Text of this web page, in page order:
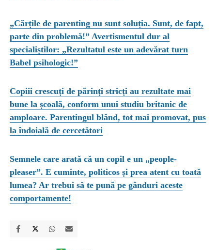
„Cărțile de parenting nu sunt soluția. Sunt, de fapt,
parte din problemă!” Avertismentul dur al
specialiștilor: „Rezultatul este un adevărat turn
Babel psihologic!”
Copiii crescuți de părinți stricți au rezultate mai
bune la școală, conform unui studiu britanic de
amploare. Parentingul blând, tot mai promovat, pus
la îndoială de cercetători
Semnele care arată că un copil e un „people-
pleaser”. E cuminte, politicos și prea atent cu toată
lumea? Ar trebui să te pună pe gânduri aceste
comportamente!